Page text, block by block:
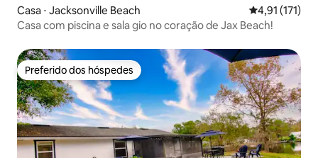
Casa ⋅ Jacksonville Beach 4,91 de uma
4,91 (171)
Casa com piscina e sala gio no coração de Jax Beach!
Preferido dos hóspedes
Preferido dos hóspedes